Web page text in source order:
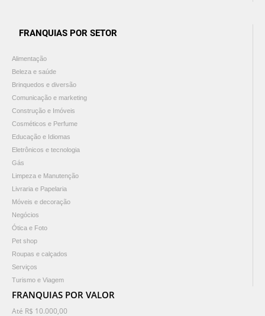
FRANQUIAS POR SETOR
Alimentação
Beleza e saúde
Brinquedos e diversão
Comunicação e marketing
Construção e Imóveis
Cosméticos e Perfume
Educação e Idiomas
Eletrônicos e tecnologia
Gás
Limpeza e Manutenção
Livraria e Papelaria
Móveis e decoração
Negócios
Ótica e Foto
Pet shop
Roupas e calçados
Serviços
Turismo e Viagem
FRANQUIAS POR VALOR
Até R$ 10.000,00